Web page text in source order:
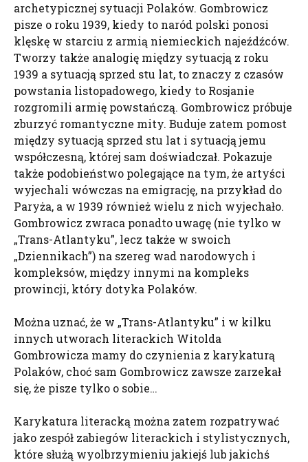
archetypicznej sytuacji Polaków. Gombrowicz
pisze o roku 1939, kiedy to naród polski ponosi
klęskę w starciu z armią niemieckich najeźdźców.
Tworzy także analogię między sytuacją z roku
1939 a sytuacją sprzed stu lat, to znaczy z czasów
powstania listopadowego, kiedy to Rosjanie
rozgromili armię powstańczą. Gombrowicz próbuje
zburzyć romantyczne mity. Buduje zatem pomost
między sytuacją sprzed stu lat i sytuacją jemu
współczesną, której sam doświadczał. Pokazuje
także podobieństwo polegające na tym, że artyści
wyjechali wówczas na emigrację, na przykład do
Paryża, a w 1939 również wielu z nich wyjechało.
Gombrowicz zwraca ponadto uwagę (nie tylko w
„Trans-Atlantyku”, lecz także w swoich
„Dziennikach”) na szereg wad narodowych i
kompleksów, między innymi na kompleks
prowincji, który dotyka Polaków.
Można uznać, że w „Trans-Atlantyku” i w kilku
innych utworach literackich Witolda
Gombrowicza mamy do czynienia z karykaturą
Polaków, choć sam Gombrowicz zawsze zarzekał
się, że pisze tylko o sobie…
Karykatura literacką można zatem rozpatrywać
jako zespół zabiegów literackich i stylistycznych,
które służą wyolbrzymieniu jakiejś lub jakichś